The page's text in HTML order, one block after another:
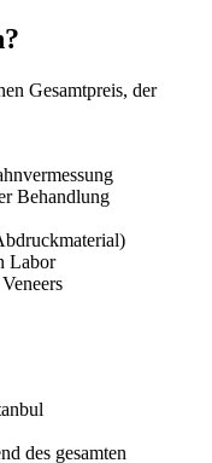
Gesamtpreis, der
Behandlung
Labor
des gesamten